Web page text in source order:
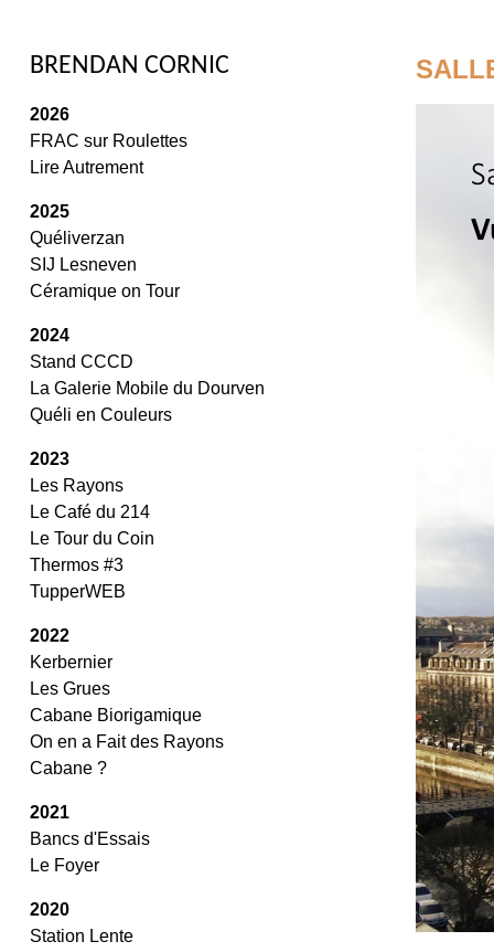
BRENDAN CORNIC
2026
FRAC sur Roulettes
Lire Autrement
2025
Quéliverzan
SIJ Lesneven
Céramique on Tour
2024
Stand CCCD
La Galerie Mobile du Dourven
Quéli en Couleurs
2023
Les Rayons
Le Café du 214
Le Tour du Coin
Thermos #3
TupperWEB
2022
Kerbernier
Les Grues
Cabane Biorigamique
On en a Fait des Rayons
Cabane ?
2021
Bancs d'Essais
Le Foyer
2020
Station Lente